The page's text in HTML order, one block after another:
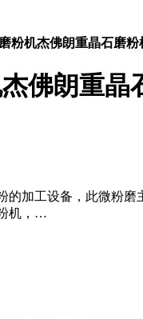
粉机杰佛朗重晶石磨粉
佛朗重
的加工设备，此微粉
机，…